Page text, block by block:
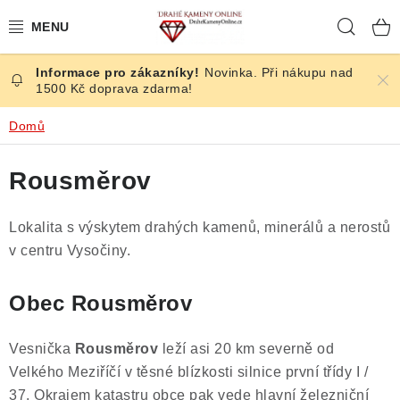
na
ČESKÉ KAMENY
ŠPERKY
KAMENY ZE SVĚTA
ÚČINKY
KRYSTALY
Novinka. Při nákupu nad
1500 Kč doprava zdarma!
Domů
Rousměrov
Lokalita s výskytem drahých kamenů, minerálů a nerostů
v centru Vysočiny.
Obec Rousměrov
Vesnička Rousměrov leží asi 20 km severně od
Velkého Meziříčí v těsné blízkosti silnice první třídy I /
37. Okrajem katastru obce pak vede hlavní železniční